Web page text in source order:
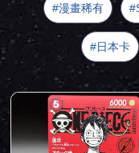
漫畫稀有
日本卡